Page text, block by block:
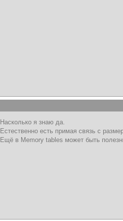
Насколько я знаю да.
Естественно есть примая связь с
Ещё в Memory tables может быть